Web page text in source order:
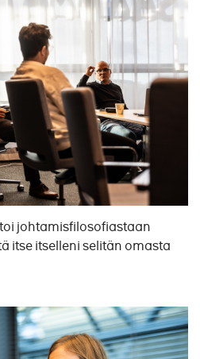
johtamisfilosofiastaan
itse itselleni selitän omasta